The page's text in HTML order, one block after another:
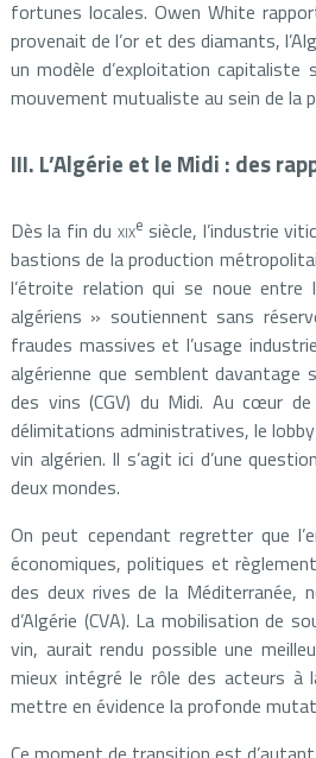
fortunes locales. Owen White
provenait de l’or et des diamants,
un modèle d’exploitation capitaliste
mouvement mutualiste au sein de la
III. L’Algérie et le Midi : des
Dès la fin du xixe siècle, l’industrie
bastions de la production
l’étroite relation qui se noue
algériens » soutiennent sans
fraudes massives et l’usage
algérienne que semblent davantage
des vins (CGV) du Midi. Au cœur
délimitations administratives, le
vin algérien. Il s’agit ici d’une
deux mondes.
On peut cependant regretter que
économiques, politiques et
des deux rives de la Méditerranée,
d’Algérie (CVA). La mobilisation de
vin, aurait rendu possible une
mieux intégré le rôle des acteurs
mettre en évidence la profonde